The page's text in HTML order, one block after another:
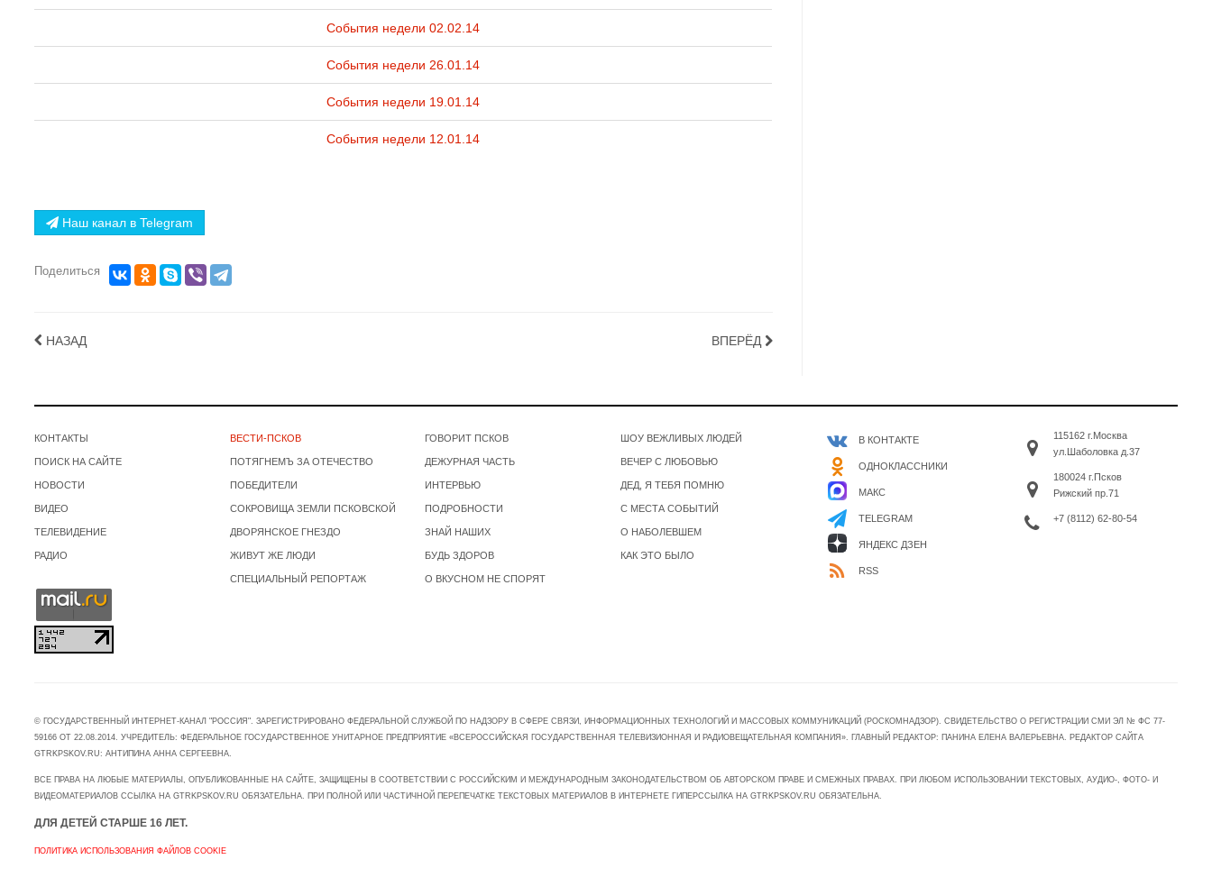
События недели 02.02.14
События недели 26.01.14
События недели 19.01.14
События недели 12.01.14
Наш канал в Telegram
Поделиться
НАЗАД ВПЕРЁД
КОНТАКТЫ
ПОИСК НА САЙТЕ
НОВОСТИ
ВИДЕО
ТЕЛЕВИДЕНИЕ
РАДИО
ВЕСТИ-ПСКОВ
ПОТЯГНЕМЪ ЗА ОТЕЧЕСТВО
ПОБЕДИТЕЛИ
СОКРОВИЩА ЗЕМЛИ ПСКОВСКОЙ
ДВОРЯНСКОЕ ГНЕЗДО
ЖИВУТ ЖЕ ЛЮДИ
СПЕЦИАЛЬНЫЙ РЕПОРТАЖ
ГОВОРИТ ПСКОВ
ДЕЖУРНАЯ ЧАСТЬ
ИНТЕРВЬЮ
ПОДРОБНОСТИ
ЗНАЙ НАШИХ
БУДЬ ЗДОРОВ
О ВКУСНОМ НЕ СПОРЯТ
ШОУ ВЕЖЛИВЫХ ЛЮДЕЙ
ВЕЧЕР С ЛЮБОВЬЮ
ДЕД, Я ТЕБЯ ПОМНЮ
С МЕСТА СОБЫТИЙ
О НАБОЛЕВШЕМ
КАК ЭТО БЫЛО
В КОНТАКТЕ
ОДНОКЛАССНИКИ
МАКС
TELEGRAM
ЯНДЕКС ДЗЕН
RSS
115162 г.Москва
ул.Шаболовка д.37
180024 г.Псков
Рижский пр.71
+7 (8112) 62-80-54
© ГОСУДАРСТВЕННЫЙ ИНТЕРНЕТ-КАНАЛ "РОССИЯ". ЗАРЕГИСТРИРОВАНО ФЕДЕРАЛЬНОЙ СЛУЖБОЙ ПО НАДЗОРУ В СФЕРЕ СВЯЗИ, ИНФОРМАЦИОННЫХ ТЕХНОЛОГИЙ И МАССОВЫХ КОММУНИКАЦИЙ (РОСКОМНАДЗОР). СВИДЕТЕЛЬСТВО О РЕГИСТРАЦИИ СМИ ЭЛ № ФС 77-
59166 ОТ 22.08.2014. УЧРЕДИТЕЛЬ: ФЕДЕРАЛЬНОЕ ГОСУДАРСТВЕННОЕ УНИТАРНОЕ ПРЕДПРИЯТИЕ «ВСЕРОССИЙСКАЯ ГОСУДАРСТВЕННАЯ ТЕЛЕВИЗИОННАЯ И РАДИОВЕЩАТЕЛЬНАЯ КОМПАНИЯ». ГЛАВНЫЙ РЕДАКТОР: ПАНИНА ЕЛЕНА ВАЛЕРЬЕВНА. РЕДАКТОР САЙТА
GTRKPSKOV.RU: АНТИПИНА АННА СЕРГЕЕВНА.
ВСЕ ПРАВА НА ЛЮБЫЕ МАТЕРИАЛЫ, ОПУБЛИКОВАННЫЕ НА САЙТЕ, ЗАЩИЩЕНЫ В СООТВЕТСТВИИ С РОССИЙСКИМ И МЕЖДУНАРОДНЫМ ЗАКОНОДАТЕЛЬСТВОМ ОБ АВТОРСКОМ ПРАВЕ И СМЕЖНЫХ ПРАВАХ. ПРИ ЛЮБОМ ИСПОЛЬЗОВАНИИ ТЕКСТОВЫХ, АУДИО-, ФОТО- И
ВИДЕОМАТЕРИАЛОВ ССЫЛКА НА GTRKPSKOV.RU ОБЯЗАТЕЛЬНА. ПРИ ПОЛНОЙ ИЛИ ЧАСТИЧНОЙ ПЕРЕПЕЧАТКЕ ТЕКСТОВЫХ МАТЕРИАЛОВ В ИНТЕРНЕТЕ ГИПЕРССЫЛКА НА GTRKPSKOV.RU ОБЯЗАТЕЛЬНА.
ДЛЯ ДЕТЕЙ СТАРШЕ 16 ЛЕТ.
ПОЛИТИКА ИСПОЛЬЗОВАНИЯ ФАЙЛОВ COOKIE